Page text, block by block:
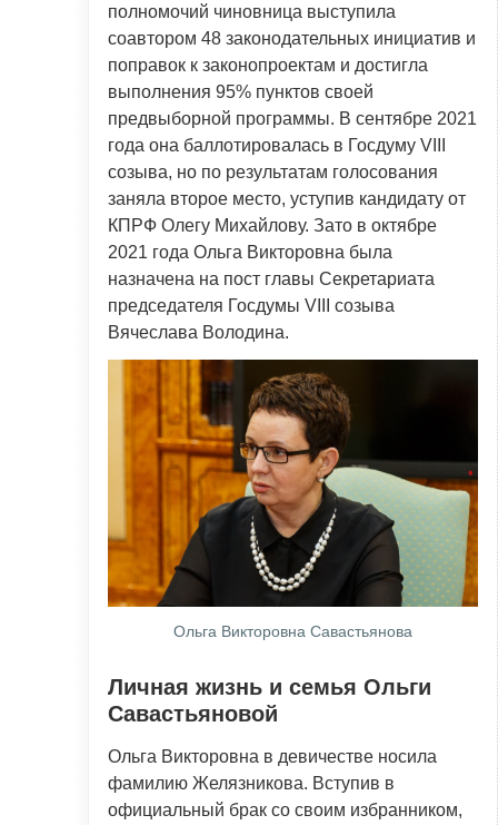
полномочий чиновница выступила
соавтором 48 законодательных инициатив и
поправок к законопроектам и достигла
выполнения 95% пунктов своей
предвыборной программы. В сентябре 2021
года она баллотировалась в Госдуму VIII
созыва, но по результатам голосования
заняла второе место, уступив кандидату от
КПРФ Олегу Михайлову. Зато в октябре
2021 года Ольга Викторовна была
назначена на пост главы Секретариата
председателя Госдумы VIII созыва
Вячеслава Володина.
Ольга Викторовна Савастьянова
Личная жизнь и семья Ольги
Савастьяновой
Ольга Викторовна в девичестве носила
фамилию Желязникова. Вступив в
официальный брак со своим избранником,